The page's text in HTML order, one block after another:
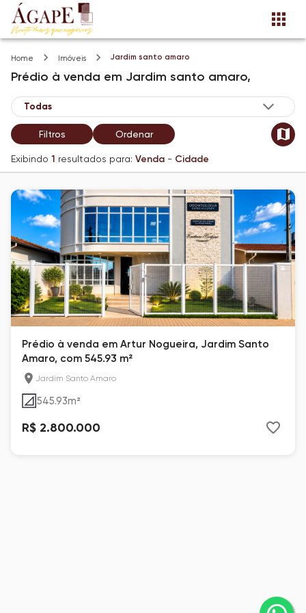
Home Imóveis Jardim santo amaro
Prédio à venda em Jardim santo amaro,
Filtros Ordenar
Exibindo 1 resultados para: Venda - Cidade
Prédio à venda em Artur Nogueira, Jardim Santo
Amaro, com 545.93 m²
Jardim Santo Amaro
545.93m²
R$ 2.800.000